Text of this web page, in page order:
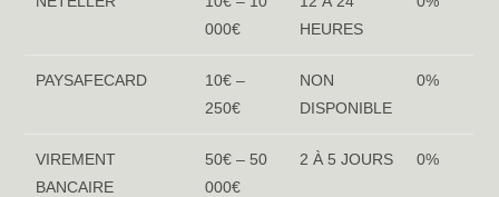
000€
HEURES
PAYSAFECARD
10€ –
250€
NON
DISPONIBLE
0%
VIREMENT
BANCAIRE
50€ – 50
000€
2 À 5 JOURS 0%